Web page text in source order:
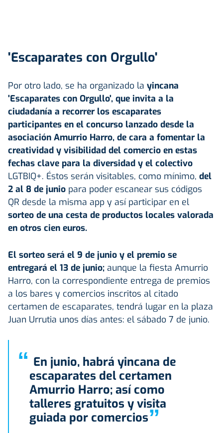
'Escaparates con Orgullo'
Por otro lado, se ha organizado la yincana
'Escaparates con Orgullo', que invita a la
ciudadanía a recorrer los escaparates
participantes en el concurso lanzado desde la
asociación Amurrio Harro, de cara a fomentar la
creatividad y visibilidad del comercio en estas
fechas clave para la diversidad y el colectivo
LGTBIQ+. Éstos serán visitables, como mínimo, del
2 al 8 de junio para poder escanear sus códigos
QR desde la misma app y así participar en el
sorteo de una cesta de productos locales valorada
en otros cien euros.
El sorteo será el 9 de junio y el premio se
entregará el 13 de junio; aunque la fiesta Amurrio
Harro, con la correspondiente entrega de premios
a los bares y comercios inscritos al citado
certamen de escaparates, tendrá lugar en la plaza
Juan Urrutia unos días antes: el sábado 7 de junio.
“ En junio, habrá yincana de
escaparates del certamen
Amurrio Harro; así como
talleres gratuitos y visita
guiada por comercios”